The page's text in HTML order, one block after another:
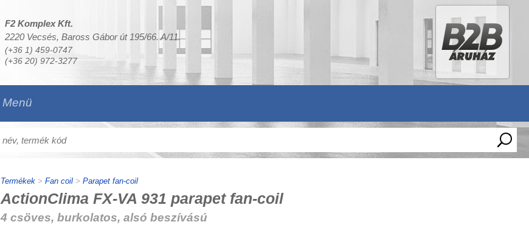
F2 Komplex Kft.
2220 Vecsés, Baross Gábor út 195/66. A/11.
(+36 1) 459-0747
(+36 20) 972-3277
Menü
Termékek> Fan coil> Parapet fan-coil
ActionClima FX-VA 931 parapet fan-coil
4 csöves, burkolatos, alsó beszívású